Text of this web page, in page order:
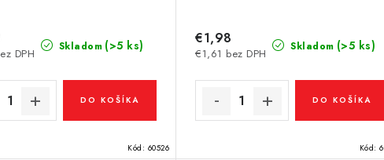
Skladom (>5 ks)
DPH
DO KOŠÍKA
Kód: 60526
Skladom (>5 ks)
€1,61 bez DPH
€1,98
DO KOŠÍKA
Kód: